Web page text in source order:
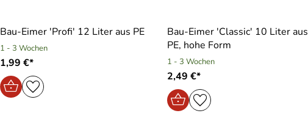
Bau-Eimer ′Profi′ 12 Liter aus PE
1 - 3 Wochen
1,99 €*
Bau-Eimer ′Classic′ 10 Liter aus
PE, hohe Form
1 - 3 Wochen
2,49 €*